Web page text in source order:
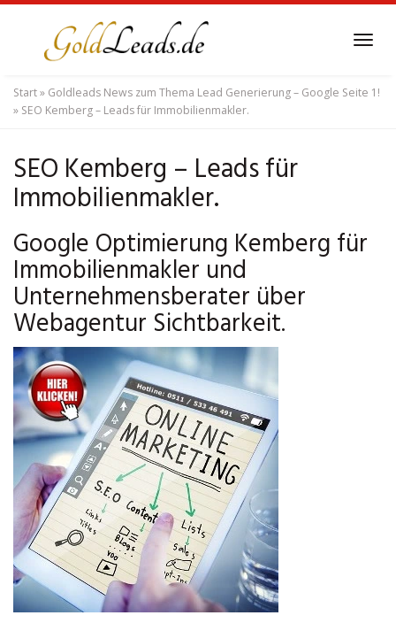
content
Start» Goldleads News zum Thema Lead Generierung – Google Seite 1!
» SEO Kemberg – Leads für Immobilienmakler.
SEO Kemberg – Leads für
Immobilienmakler.
Google Optimierung Kemberg für
Immobilienmakler und
Unternehmensberater über
Webagentur Sichtbarkeit.